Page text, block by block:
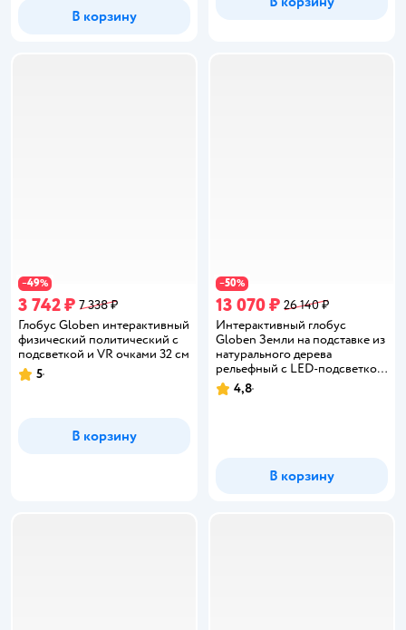
В корзину
−49%
3 742 ₽ 7 338 ₽
Глобус Globen интерактивный
физический политический с
подсветкой и VR очками 32 см
Рейтинг:
5
В корзину
−50%
13 070 ₽ 26 140 ₽
Интерактивный глобус
Globen Земли на подставке из
натурального дерева
рельефный с LED-подсветкой
32 см VR очки
Рейтинг:
4,8
В корзину